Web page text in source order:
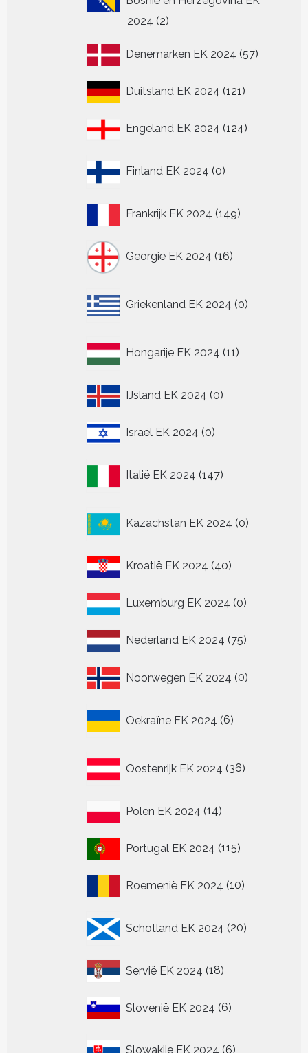
2024 22
Denemarken EK 2024 5757
Duitsland EK 2024 121121
Engeland EK 2024 124124
Finland EK 2024 0
producten
Frankrijk EK 2024 149149
Georgië EK 2024 16
producten
Griekenland EK 2024 0
producten
Hongarije EK 2024 11
producten
IJsland EK 2024 00
Israël EK 2024 00
Italië EK 2024 147
producten
Kazachstan EK 2024 0
producten
Kroatië EK 2024 4040
Luxemburg EK 2024 00
Nederland EK 2024 7575
Noorwegen EK 2024 00
Oekraïne EK 2024 6
producten
Oostenrijk EK 2024 36
producten
Polen EK 2024 1414
Portugal EK 2024 115115
Roemenië EK 2024 1010
Schotland EK 2024 20
producten
Servië EK 2024 1818
Slovenië EK 2024 66
Slowakije EK 2024 6